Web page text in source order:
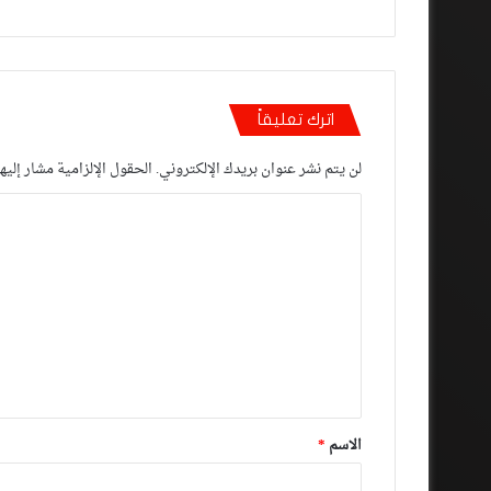
اترك تعليقاً
لن يتم نشر عنوان بريدك الإلكتروني.الحقول الإلزامية مشار
*
الاسم *